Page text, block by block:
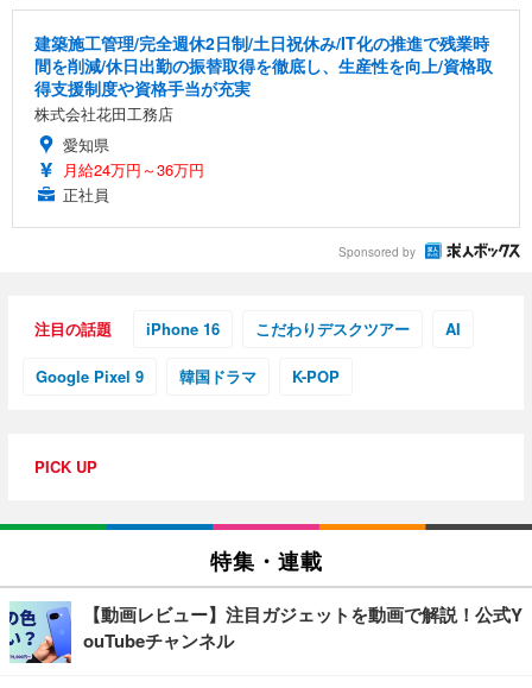
建築施工管理/完全週休2日制/土日祝休み/IT化の推進で残業時
間を削減/休日出勤の振替取得を徹底し、生産性を向上/資格取
得支援制度や資格手当が充実
株式会社花田工務店
愛知県
月給24万円～36万円
正社員
Sponsored by
注目の話題 iPhone 16 こだわりデスクツアー AI
Google Pixel 9 韓国ドラマ K-POP
PICK UP
特集・連載
【動画レビュー】注目ガジェットを動画で解説！公式Y
ouTubeチャンネル